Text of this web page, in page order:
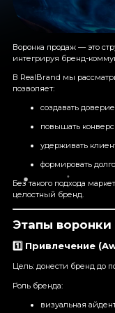
Воронка продаж — это
интегрируя бренд-
В RealBrand мы
позволяет:
создавать
повышать
удерживать
формировать
Без такого подхода
целостный бренд.
Этапы
1️⃣ Привлечение
Цель: донести бренд до
Роль бренда:
визуальная